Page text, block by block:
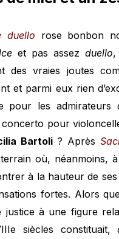
duello rose bonbon
et pas assez duello,
des vraies joutes
et parmi eux rien
pour les admirateurs
pour
Bartoli ? Après
où, néanmoins,
à la hauteur de
fortes. Alors
justice à une figure
siècles constituait,